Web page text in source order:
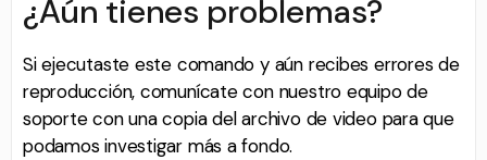
¿Aún tienes problemas?
Si ejecutaste este comando y aún recibes errores de
reproducción, comunícate con nuestro equipo de
soporte con una copia del archivo de video para que
podamos investigar más a fondo.